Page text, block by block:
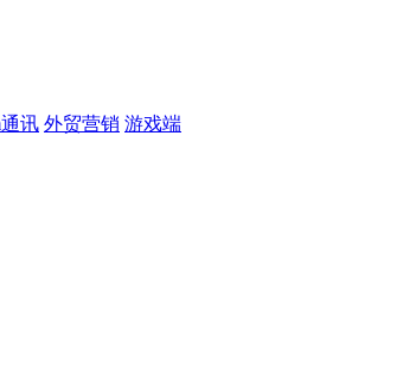
讯 外贸营销 游戏端